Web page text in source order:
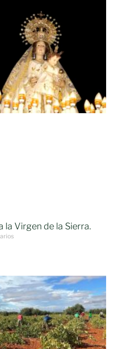
la Virgen de la Sierra.